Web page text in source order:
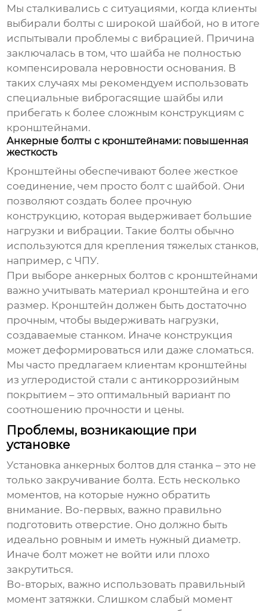
Мы сталкивались с ситуациями, когда клиенты
выбирали болты с широкой шайбой, но в итоге
испытывали проблемы с вибрацией. Причина
заключалась в том, что шайба не полностью
компенсировала неровности основания. В
таких случаях мы рекомендуем использовать
специальные виброгасящие шайбы или
прибегать к более сложным конструкциям с
кронштейнами.
Анкерные болты с кронштейнами: повышенная
жесткость
Кронштейны обеспечивают более жесткое
соединение, чем просто болт с шайбой. Они
позволяют создать более прочную
конструкцию, которая выдерживает большие
нагрузки и вибрации. Такие болты обычно
используются для крепления тяжелых станков,
например, с ЧПУ.
При выборе анкерных болтов с кронштейнами
важно учитывать материал кронштейна и его
размер. Кронштейн должен быть достаточно
прочным, чтобы выдерживать нагрузки,
создаваемые станком. Иначе конструкция
может деформироваться или даже сломаться.
Мы часто предлагаем клиентам кронштейны
из углеродистой стали с антикоррозийным
покрытием – это оптимальный вариант по
соотношению прочности и цены.
Проблемы, возникающие при
установке
Установка анкерных болтов для станка – это не
только закручивание болта. Есть несколько
моментов, на которые нужно обратить
внимание. Во-первых, важно правильно
подготовить отверстие. Оно должно быть
идеально ровным и иметь нужный диаметр.
Иначе болт может не войти или плохо
закрутиться.
Во-вторых, важно использовать правильный
момент затяжки. Слишком слабый момент